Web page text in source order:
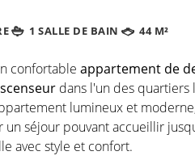
1 SALLE DE BAIN 44 M²
confortable appartement de
dans l'un des
lumineux et
séjour pouvant accueillir
avec style et confort.